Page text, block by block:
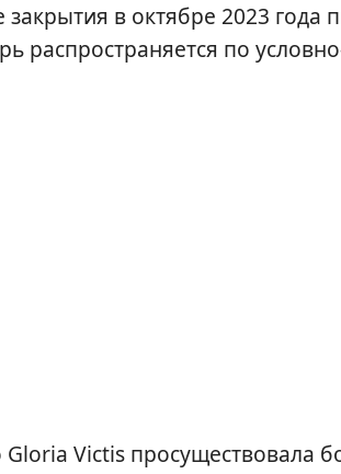
закрытия в октябре 2023 года
распространяется по
Victis просуществовала